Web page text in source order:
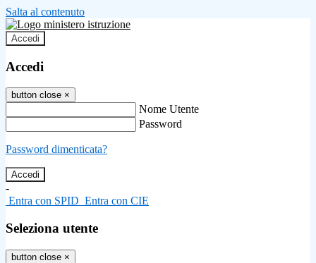
Salta al contenuto
Accedi
Accedi
button close ×
Nome Utente
Password
Password dimenticata?
-
Entra con SPID Entra con CIE
Seleziona utente
button close ×